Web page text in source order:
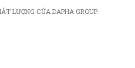
LƯỢNG CỦA DAPHA GROUP.